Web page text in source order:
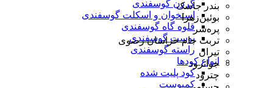
گردن گوسفندی
استخوان و اسکلت گوسفندی
قلوه گاه گوسفندی
پوست گوسفندی
راسته گوسفندی
انواع کودها
کود پلیت شده
کمپوست
بندر جاسک
بوئین‌زهرا
پره‌سر
تربت جام خراسان رضوی
تیران
جوانرود
چترود